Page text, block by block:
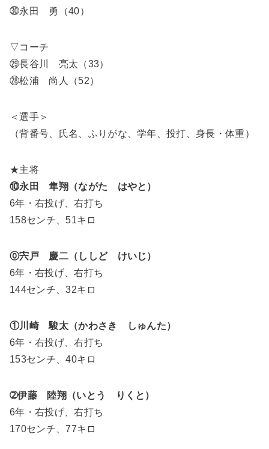
㉚永田 勇（40）
▽コーチ
㉙長谷川 亮太（33）
㉘松浦 尚人（52）
＜選手＞
（背番号、氏名、ふりがな、学年、投打、身長・体重）
★主将
⑩永田 隼翔（ながた はやと）
6年・右投げ、右打ち
158センチ、51キロ
⓪宍戸 慶二（ししど けいじ）
6年・右投げ、右打ち
144センチ、32キロ
①川崎 駿太（かわさき しゅんた）
6年・右投げ、右打ち
153センチ、40キロ
➁伊藤 陸翔（いとう りくと）
6年・右投げ、右打ち
170センチ、77キロ